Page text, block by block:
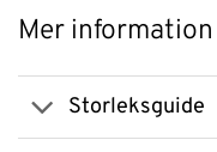
Mer information
Storleksguide